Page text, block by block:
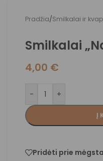
Pradžia/Smilkalai ir
Smilkalai
4,00 €
- +
Į
Pridėti prie